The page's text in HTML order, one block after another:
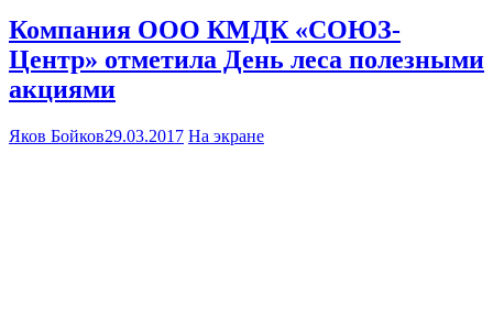
Компания ООО КМДК «СОЮЗ-
Центр» отметила День леса полезными
акциями
Яков Бойков29.03.2017 На экране